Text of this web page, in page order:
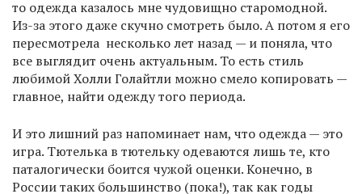
то одежда казалось мне чудовищно старомодной.
Из-за этого даже скучно смотреть было. А потом я его
пересмотрела несколько лет назад — и поняла, что
все выглядит очень актуальным. То есть стиль
любимой Холли Голайтли можно смело копировать —
главное, найти одежду того периода.
И это лишний раз напоминает нам, что одежда — это
игра. Тютелька в тютельку одеваются лишь те, кто
паталогически боится чужой оценки. Конечно, в
России таких большинство (пока!), так как годы